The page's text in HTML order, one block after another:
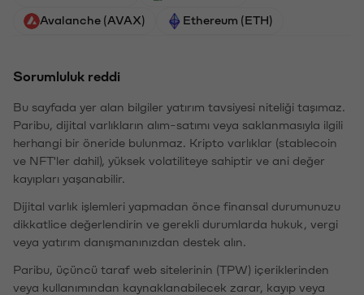
Avalanche (AVAX) Ethereum (ETH)
Sorumluluk reddi
Bu sayfada yer alan bilgiler yatırım tavsiyesi niteliği taşımaz.
Paribu, dijital varlıkların alım-satımı veya saklanmasıyla ilgili
herhangi bir öneride bulunmaz. Kripto varlıklar (stablecoin
ve NFT'ler dahil), yüksek volatiliteye sahiptir ve ani değer
kayıpları yaşanabilir.
Dijital varlık işlemleri yapmadan önce finansal durumunuzu
dikkatlice değerlendirin ve gerekli durumlarda hukuk, vergi
veya yatırım danışmanınızdan destek alın.
Paribu, üçüncü taraf web sitelerinin (TPW) içeriklerinden
veya kullanımından kaynaklanabilecek zarar, kayıp veya